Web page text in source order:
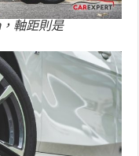
軸距則是